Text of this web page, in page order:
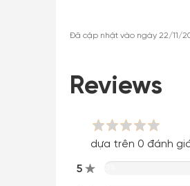
Đã cập nhật vào ngày 22/11/
Reviews
dựa trên 0 đánh
5